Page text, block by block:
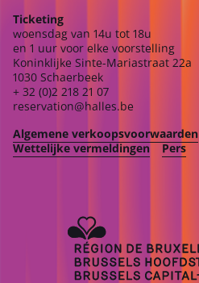
Ticketing
woensdag van 14u tot 18u
en 1 uur voor elke voorstelling
Koninklijke Sinte-Mariastraat 22a
1030 Schaerbeek
+ 32 (0)2 218 21 07
reservation@halles.be
Algemene verkoopsvoorwaarden
Wettelijke vermeldingen
Pers